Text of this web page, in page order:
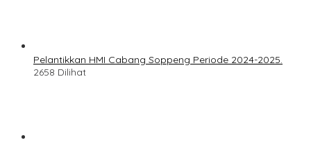
Pelantikkan HMI Cabang Soppeng Periode 2024-2025.
2658 Dilihat